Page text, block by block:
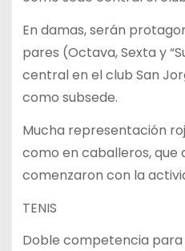
En damas, serán
pares (Octava, Sexta y
central en el club San
como subsede.
Mucha representación
como en caballeros, que
comenzaron con la
TENIS
Doble competencia